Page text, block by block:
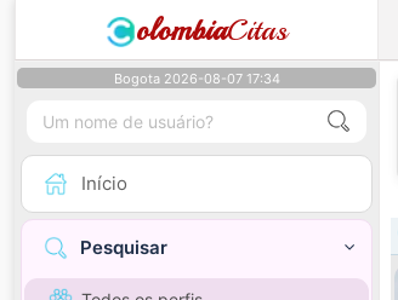
olombiaCitas
Bogota 2026-08-07 17:34
Início
Pesquisar